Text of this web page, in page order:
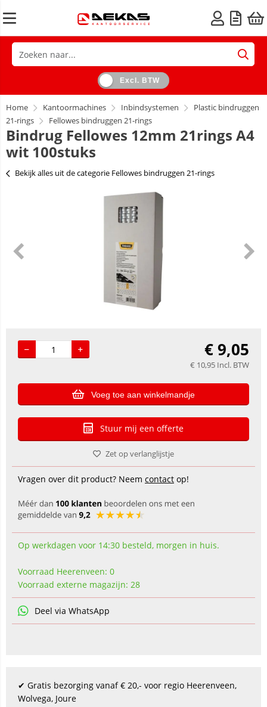
Excl. BTW
Home Kantoormachines Inbindsystemen
Plastic bindruggen
21-rings
Fellowes bindruggen 21-rings
Bindrug Fellowes 12mm 21rings A4
wit 100stuks
Bekijk alles uit de categorie Fellowes bindruggen 21-rings
€9,05
€ 10,95 Incl. BTW
Voeg toe aan winkelmandje
Stuur mij een offerte
Zet op verlanglijstje
Vragen over dit product? Neem contact op!
Op werkdagen voor 14:30 besteld, morgen in huis.
Voorraad Heerenveen: 0
Voorraad externe magazijn: 28
Deel via WhatsApp
✔ Gratis bezorging vanaf € 20,- voor regio Heerenveen,
Wolvega, Joure